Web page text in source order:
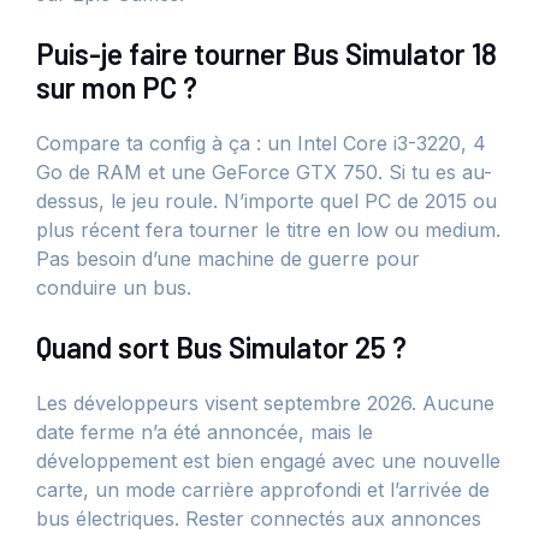
Puis-je faire tourner Bus Simulator 18
sur mon PC ?
Compare ta config à ça : un Intel Core i3-3220, 4
Go de RAM et une GeForce GTX 750. Si tu es au-
dessus, le jeu roule. N’importe quel PC de 2015 ou
plus récent fera tourner le titre en low ou medium.
Pas besoin d’une machine de guerre pour
conduire un bus.
Quand sort Bus Simulator 25 ?
Les développeurs visent septembre 2026. Aucune
date ferme n’a été annoncée, mais le
développement est bien engagé avec une nouvelle
carte, un mode carrière approfondi et l’arrivée de
bus électriques. Rester connectés aux annonces